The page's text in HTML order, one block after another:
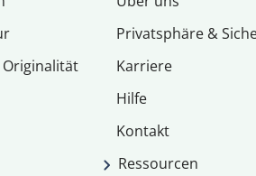
Privatsphäre &
Karriere
Hilfe
Kontakt
Ressourcen